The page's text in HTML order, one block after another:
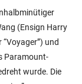
(Ensign Harry
und
Paramount-
wurde. Die